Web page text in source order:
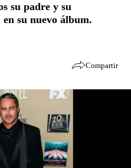
su padre y su
su nuevo álbum.
Compartir